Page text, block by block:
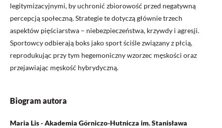
legitymizacyjnymi, by uchronić zbiorowość przed negatywną
percepcją społeczną. Strategie te dotyczą głównie trzech
aspektów pięściarstwa – niebezpieczeństwa, krzywdy i agresji.
Sportowcy odbierają boks jako sport ściśle związany z płcią,
reprodukując przy tym hegemoniczny wzorzec męskości oraz
przejawiając męskość hybrydyczną.
Biogram autora
Maria Lis - Akademia Górniczo-Hutnicza im. Stanisława